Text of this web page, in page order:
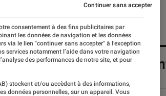
Les plus
consentement à des fins publicitaires par
les données de navigation et les données
via le lien "continuer sans accepter" à l’exception
services notamment l’aide dans votre navigation
des performances de notre site, et pour
stockent et/ou accèdent à des informations,
données personnelles, sur un appareil. Vous
Continuer sans accepter